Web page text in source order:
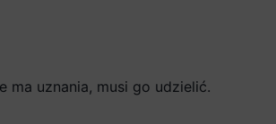
uznania, musi go udzielić.